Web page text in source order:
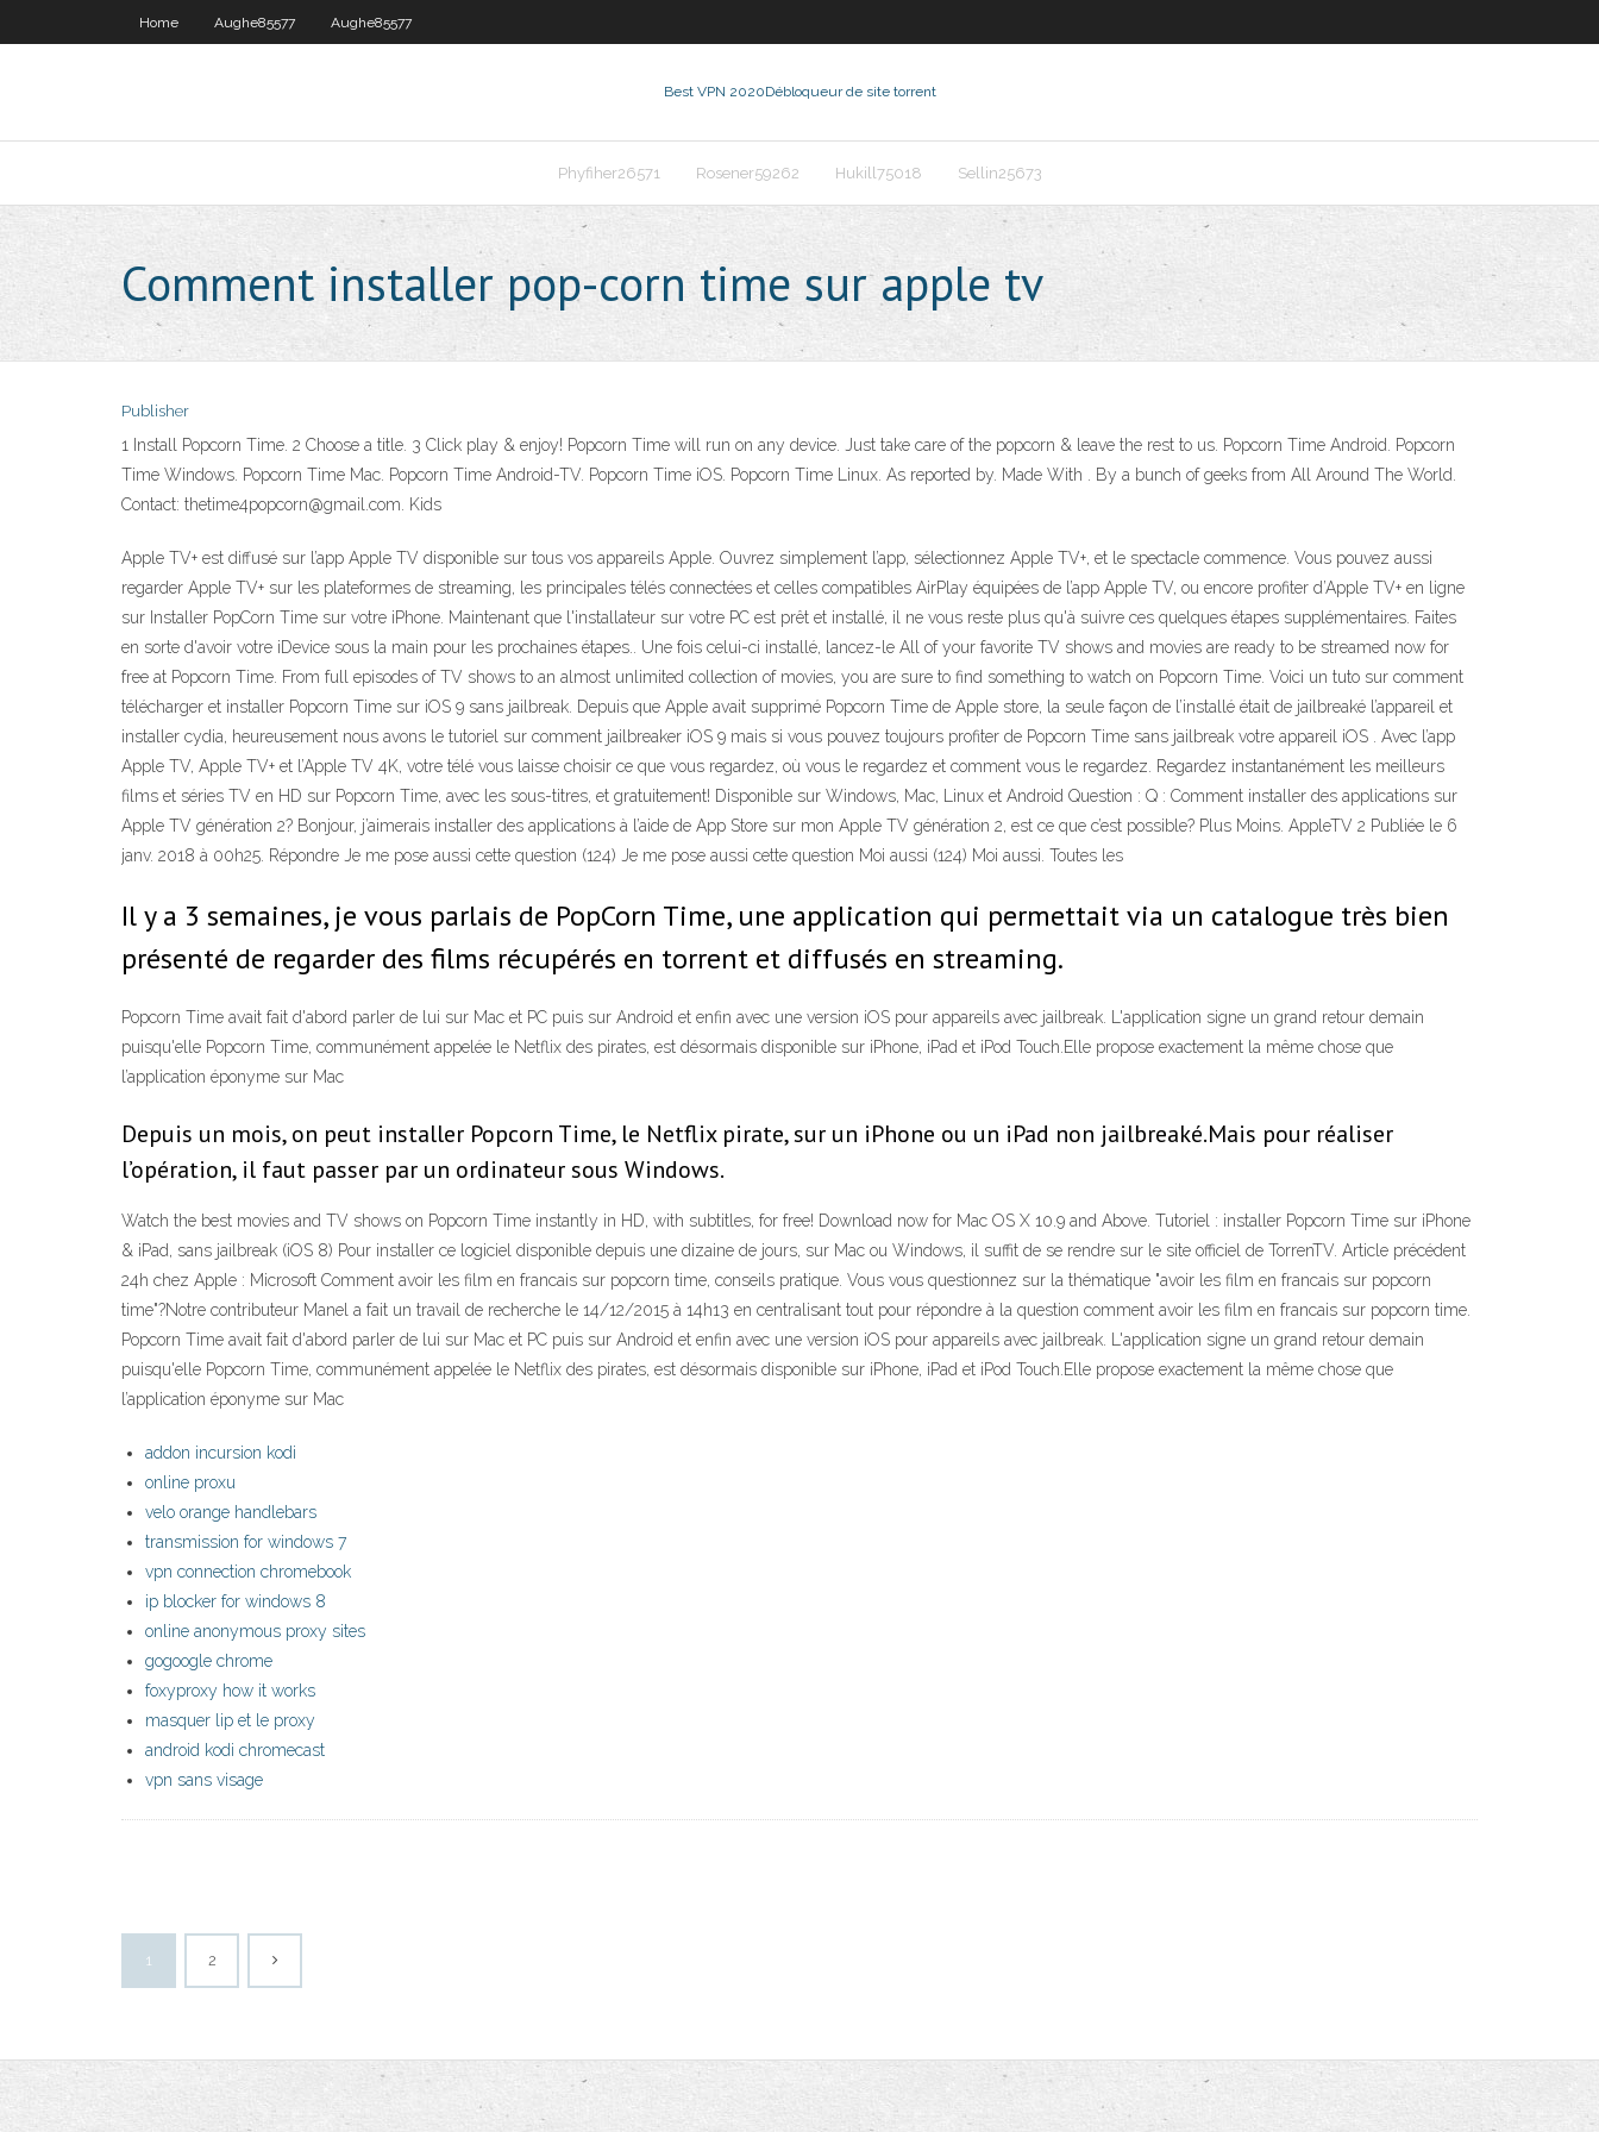
Home Aughe85577 Aughe85577
Best VPN 2020Débloqueur de site torrent
Phyfiher26571 Rosener59262 Hukill75018 Sellin25673
Comment installer pop-corn time sur apple tv
Publisher
1 Install Popcorn Time. 2 Choose a title. 3 Click play & enjoy! Popcorn Time will run on any device. Just take care of the popcorn & leave the rest to us. Popcorn Time Android. Popcorn
Time Windows. Popcorn Time Mac. Popcorn Time Android-TV. Popcorn Time iOS. Popcorn Time Linux. As reported by. Made With . By a bunch of geeks from All Around The World.
Contact: thetime4popcorn@gmail.com. Kids
Apple TV+ est diffusé sur l’app Apple TV disponible sur tous vos appareils Apple. Ouvrez simplement l’app, sélectionnez Apple TV+, et le spectacle commence. Vous pouvez aussi
regarder Apple TV+ sur les plateformes de streaming, les principales télés connectées et celles compatibles AirPlay équipées de l’app Apple TV, ou encore profiter d’Apple TV+ en ligne
sur Installer PopCorn Time sur votre iPhone. Maintenant que l'installateur sur votre PC est prêt et installé, il ne vous reste plus qu'à suivre ces quelques étapes supplémentaires. Faites
en sorte d'avoir votre iDevice sous la main pour les prochaines étapes.. Une fois celui-ci installé, lancez-le All of your favorite TV shows and movies are ready to be streamed now for
free at Popcorn Time. From full episodes of TV shows to an almost unlimited collection of movies, you are sure to find something to watch on Popcorn Time. Voici un tuto sur comment
télécharger et installer Popcorn Time sur iOS 9 sans jailbreak. Depuis que Apple avait supprimé Popcorn Time de Apple store, la seule façon de l’installé était de jailbreaké l’appareil et
installer cydia, heureusement nous avons le tutoriel sur comment jailbreaker iOS 9 mais si vous pouvez toujours profiter de Popcorn Time sans jailbreak votre appareil iOS . Avec l’app
Apple TV, Apple TV+ et l’Apple TV 4K, votre télé vous laisse choisir ce que vous regardez, où vous le regardez et comment vous le regardez. Regardez instantanément les meilleurs
films et séries TV en HD sur Popcorn Time, avec les sous-titres, et gratuitement! Disponible sur Windows, Mac, Linux et Android Question : Q : Comment installer des applications sur
Apple TV génération 2? Bonjour, j’aimerais installer des applications à l’aide de App Store sur mon Apple TV génération 2, est ce que c’est possible? Plus Moins. AppleTV 2 Publiée le 6
janv. 2018 à 00h25. Répondre Je me pose aussi cette question (124) Je me pose aussi cette question Moi aussi (124) Moi aussi. Toutes les
Il y a 3 semaines, je vous parlais de PopCorn Time, une application qui permettait via un catalogue très bien
présenté de regarder des films récupérés en torrent et diffusés en streaming.
Popcorn Time avait fait d'abord parler de lui sur Mac et PC puis sur Android et enfin avec une version iOS pour appareils avec jailbreak. L'application signe un grand retour demain
puisqu'elle Popcorn Time, communément appelée le Netflix des pirates, est désormais disponible sur iPhone, iPad et iPod Touch.Elle propose exactement la même chose que
l’application éponyme sur Mac
Depuis un mois, on peut installer Popcorn Time, le Netflix pirate, sur un iPhone ou un iPad non jailbreaké.Mais pour réaliser
l’opération, il faut passer par un ordinateur sous Windows.
Watch the best movies and TV shows on Popcorn Time instantly in HD, with subtitles, for free! Download now for Mac OS X 10.9 and Above. Tutoriel : installer Popcorn Time sur iPhone
& iPad, sans jailbreak (iOS 8) Pour installer ce logiciel disponible depuis une dizaine de jours, sur Mac ou Windows, il suffit de se rendre sur le site officiel de TorrenTV. Article précédent
24h chez Apple : Microsoft Comment avoir les film en francais sur popcorn time, conseils pratique. Vous vous questionnez sur la thématique "avoir les film en francais sur popcorn
time"?Notre contributeur Manel a fait un travail de recherche le 14/12/2015 à 14h13 en centralisant tout pour répondre à la question comment avoir les film en francais sur popcorn time.
Popcorn Time avait fait d'abord parler de lui sur Mac et PC puis sur Android et enfin avec une version iOS pour appareils avec jailbreak. L'application signe un grand retour demain
puisqu'elle Popcorn Time, communément appelée le Netflix des pirates, est désormais disponible sur iPhone, iPad et iPod Touch.Elle propose exactement la même chose que
l’application éponyme sur Mac
addon incursion kodi
online proxu
velo orange handlebars
transmission for windows 7
vpn connection chromebook
ip blocker for windows 8
online anonymous proxy sites
gogoogle chrome
foxyproxy how it works
masquer lip et le proxy
android kodi chromecast
vpn sans visage
1 2